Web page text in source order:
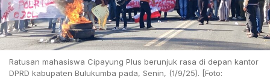
Ratusan mahasiswa Cipayung Plus berunjuk rasa di depan kantor
DPRD kabupaten Bulukumba pada, Senin, (1/9/25). [Foto: